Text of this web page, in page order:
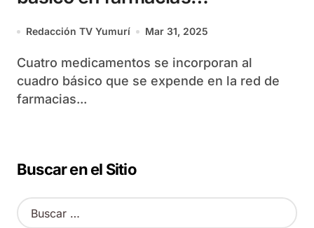
matanceras
Redacción TV Yumurí Mar 31, 2025
Cuatro medicamentos se incorporan al
cuadro básico que se expende en la red de
farmacias...
Buscar en el Sitio
B
u